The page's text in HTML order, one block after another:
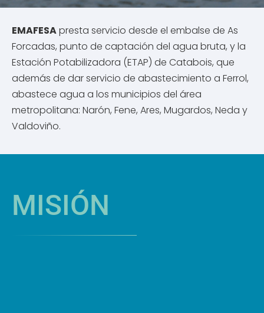
EMAFESApresta servicio desde el embalse de As
Forcadas, punto de captación del agua bruta, y la
Estación Potabilizadora (ETAP) de Catabois, que
además de dar servicio de abastecimiento a Ferrol,
abastece agua a los municipios del área
metropolitana: Narón, Fene, Ares, Mugardos, Neda y
Valdoviño.
MISIÓN